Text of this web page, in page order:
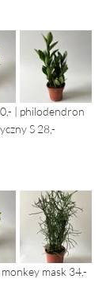
| philodendron
S 28,-
mask 34,-